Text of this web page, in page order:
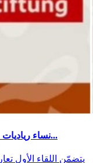
نساء رياديات عربيات يلتقين في حيفا: شبكة نساء رياديات...
يتضمّن اللقاء الأول